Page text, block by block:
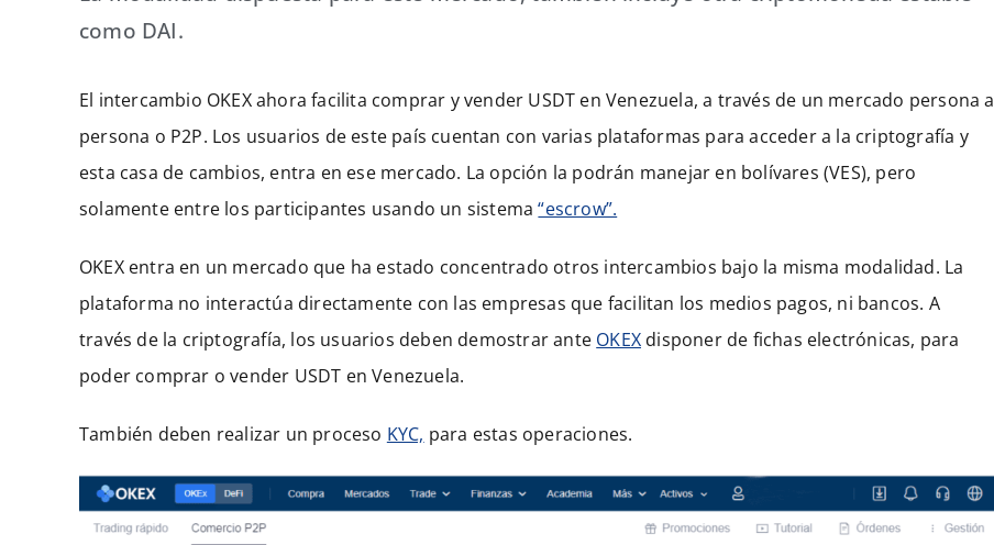
como DAI.
El intercambio OKEX ahora facilita comprar y vender USDT en Venezuela, a través de un mercado persona a
persona o P2P. Los usuarios de este país cuentan con varias plataformas para acceder a la criptografía y
esta casa de cambios, entra en ese mercado. La opción la podrán manejar en bolívares (VES), pero
solamente entre los participantes usando un sistema“escrow”.
OKEX entra en un mercado que ha estado concentrado otros intercambios bajo la misma modalidad. La
plataforma no interactúa directamente con las empresas que facilitan los medios pagos, ni bancos. A
través de la criptografía, los usuarios deben demostrar ante OKEX disponer de fichas electrónicas, para
poder comprar o vender USDT en Venezuela.
También deben realizar un proceso KYC, para estas operaciones.